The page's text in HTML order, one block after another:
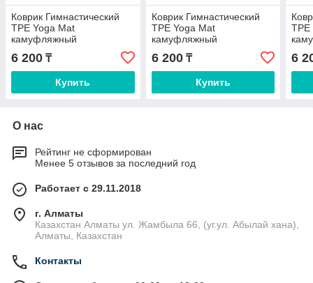
Коврик Гимнастический
ТРЕ Yoga Mat
камуфляжный
183х61х6мм Зеленый
6 200 ₸
Купить
Коврик Гимнастический
ТРЕ Yoga Mat
камуфляжный
183х61х6мм Синий
6 200₸
Купить
ТРЕ
6
О нас
Рейтинг не сформирован
Менее 5 отзывов за последний год
Работает с 29.11.2018
г. Алматы
Казахстан Алматы ул. Жамбыла 66, (уг.ул. Абылай хана),
Алматы, Казахстан
Контакты